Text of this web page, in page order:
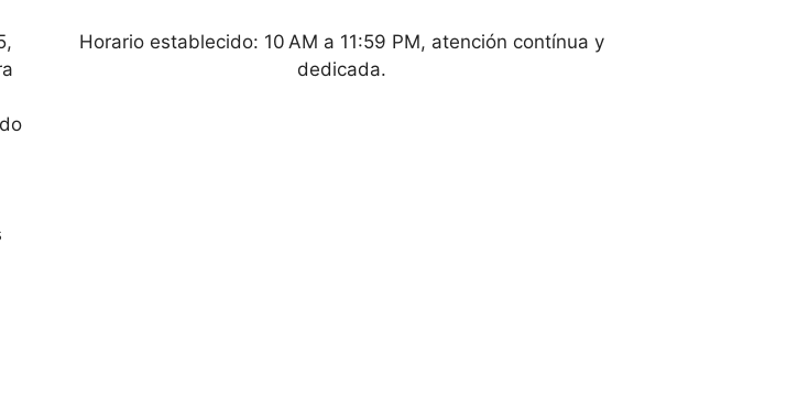
Horario establecido: 10 AM a 11:59 PM, atención contínua y
dedicada.